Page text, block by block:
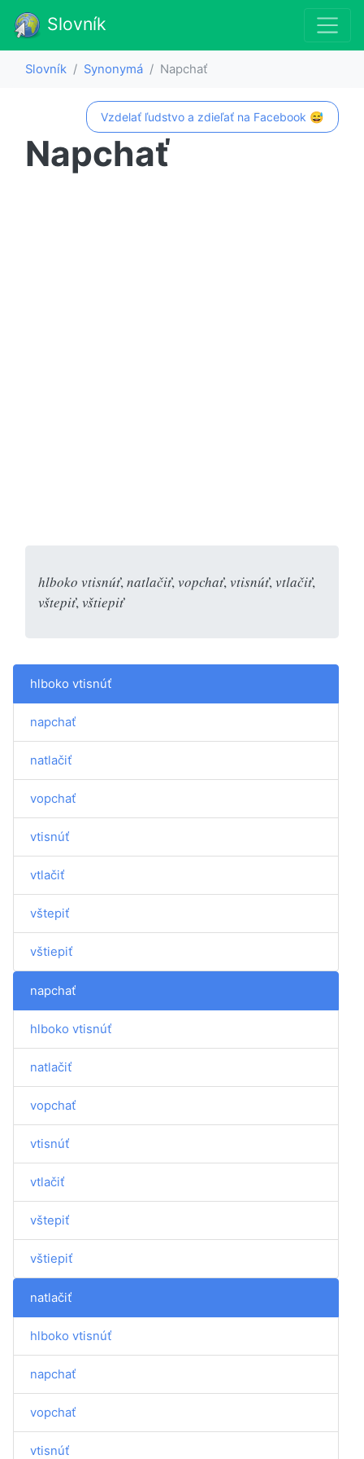
Slovník
Slovník Synonymá Napchať
Vzdelať ľudstvo a zdieľať na Facebook 😅
Napchať
hlboko vtisnúť, natlačiť, vopchať, vtisnúť, vtlačiť,
vštepiť, vštiepiť
hlboko vtisnúť
napchať
natlačiť
vopchať
vtisnúť
vtlačiť
vštepiť
vštiepiť
napchať
hlboko vtisnúť
natlačiť
vopchať
vtisnúť
vtlačiť
vštepiť
vštiepiť
natlačiť
hlboko vtisnúť
napchať
vopchať
vtisnúť